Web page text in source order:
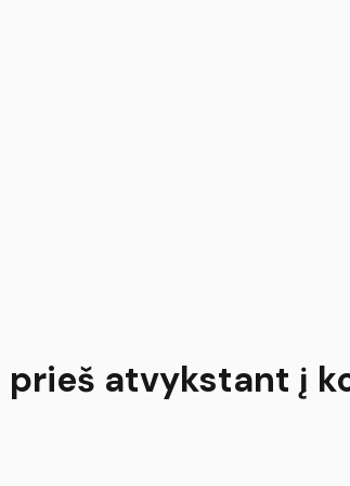
atvykstant į